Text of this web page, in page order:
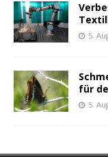
5.
für
5.